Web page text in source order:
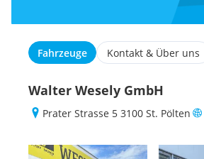
Fahrzeuge Kontakt & Über uns
Walter Wesely GmbH
Prater Strasse 5 3100 St. Pölten